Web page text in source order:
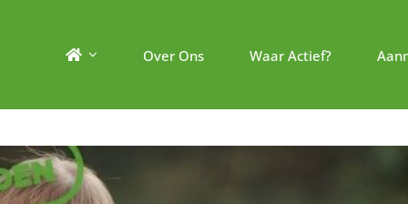
Over Ons Waar Actief?